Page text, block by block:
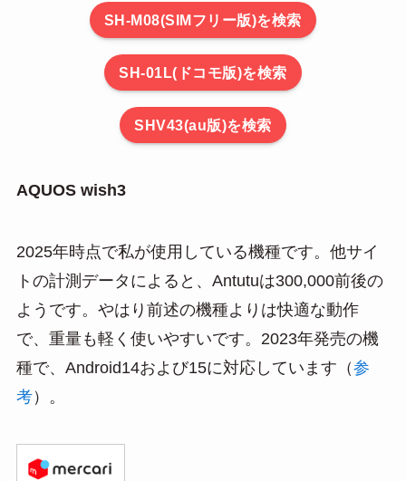
SH-M08(SIMフリー版)を検索
SH-01L(ドコモ版)を検索
SHV43(au版)を検索
AQUOS wish3
2025年時点で私が使用している機種です。他サイ
トの計測データによると、Antutuは300,000前後の
ようです。やはり前述の機種よりは快適な動作
で、重量も軽く使いやすいです。2023年発売の機
種で、Android14および15に対応しています（参
考）。